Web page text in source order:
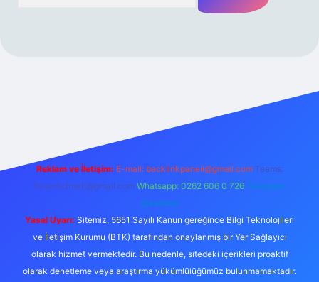
Reklam ve İletişim: E-mail: backlinkpaneli@gmail.com Teams:
forumhizmeti@gmail.com Whatsapp: 0262 606 0 726 Telegram:
@karabul
Yasal Uyarı: Sitemiz, 5651 Sayılı Kanun gereğince Bilgi Teknolojileri
ve İletişim Kurumu (BTK) tarafından onaylanmış bir Yer Sağlayıcı
olarak hizmet vermektedir. Bu nedenle, sitedeki içerikleri proaktif
olarak denetleme veya araştırma yükümlülüğümüz bulunmamaktadır.